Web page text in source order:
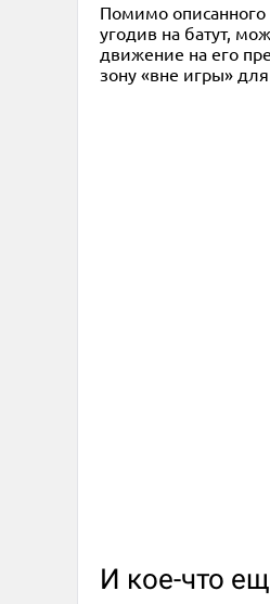
Помимо
угодив на батут,
движение на его
зону «вне игры»
И кое-что